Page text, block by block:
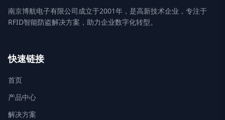
南京博航电子有限公司成立于2001年，是高新技术企业，专注于
RFID智能防盗解决方案，助力企业数字化转型。
快速链接
首页
产品中心
解决方案